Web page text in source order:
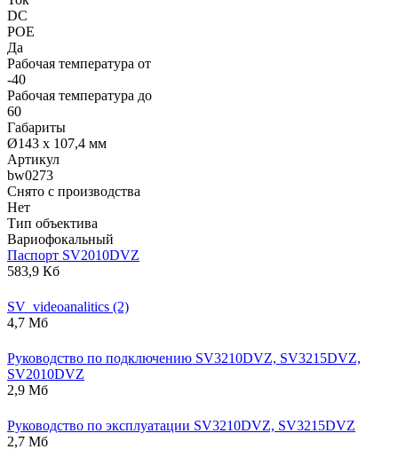
DC
POE
Да
Рабочая температура от
-40
Рабочая температура до
60
Габариты
Ø143 х 107,4 мм
Артикул
bw0273
Снято с производства
Нет
Тип объектива
Вариофокальный
Паспорт SV2010DVZ
583,9 Кб
SV_videoanalitics (2)
4,7 Мб
Руководство по подключению SV3210DVZ, SV3215DVZ,
SV2010DVZ
2,9 Мб
Руководство по эксплуатации SV3210DVZ, SV3215DVZ
2,7 Мб